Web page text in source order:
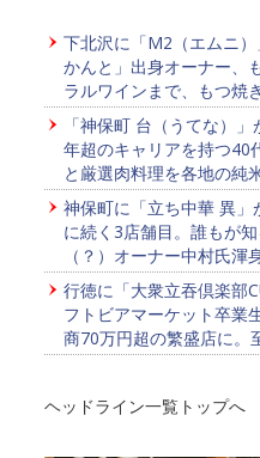
下北沢に「M2（エムニ
かんと」出身オーナー、
ラルワインまで、もつ焼
「神保町 台（うてな）
年超のキャリアを持つ40
と厳選肉料理を各地の純
神保町に「立ち中華 異」
に続く3店舗目。誰もが
（？）オーナー中村氏
行徳に「大衆立吞倶楽部
フトビアマーケット卒業
商70万円超の繁盛店に。
ヘッドライン一覧トップへ